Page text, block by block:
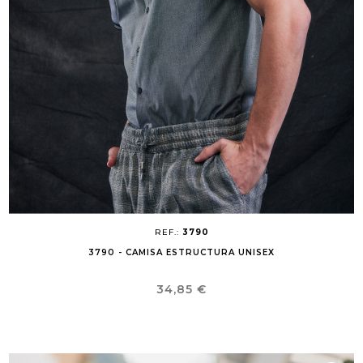
REF.: 3790
3790 - CAMISA ESTRUCTURA UNISEX
Precio
34,85 €